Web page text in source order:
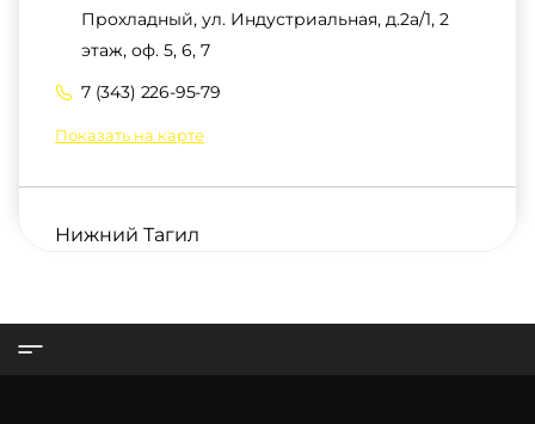
Прохладный, ул. Индустриальная, д.2а/1, 2
этаж, оф. 5, 6, 7
7 (343) 226-95-79
Показать на карте
Нижний Тагил
7 (343) 226-95-79